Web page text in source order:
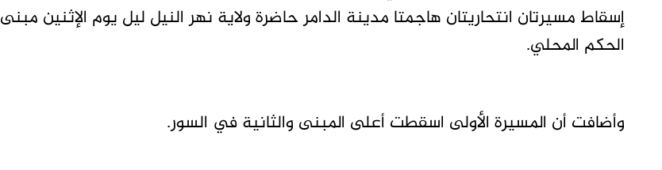
إسقاط مسيرتان انتحاريتان هاجمتا مدينة الدامر حاضرة ولاية نهر النيل ليل يوم الإثنين مبنى
الحكم المحلي.
وأضافت أن المسيرة الأولى اسقطت أعلى المبنى والثانية في السور.